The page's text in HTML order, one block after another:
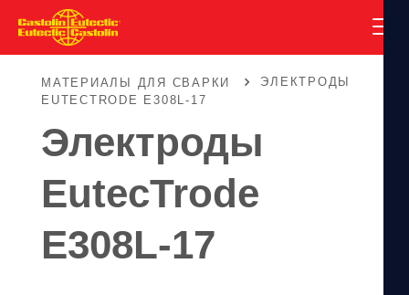
МАТЕРИАЛЫ ДЛЯ СВАРКИ
ЭЛЕКТРОДЫ
EUTECTRODE E308L-17
Электроды
EutecTrode
E308L-17